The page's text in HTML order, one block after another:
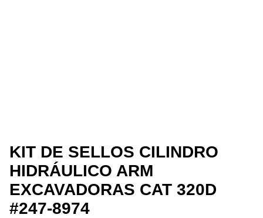
KIT DE SELLOS CILINDRO
HIDRÁULICO ARM
EXCAVADORAS CAT 320D
#247-8974